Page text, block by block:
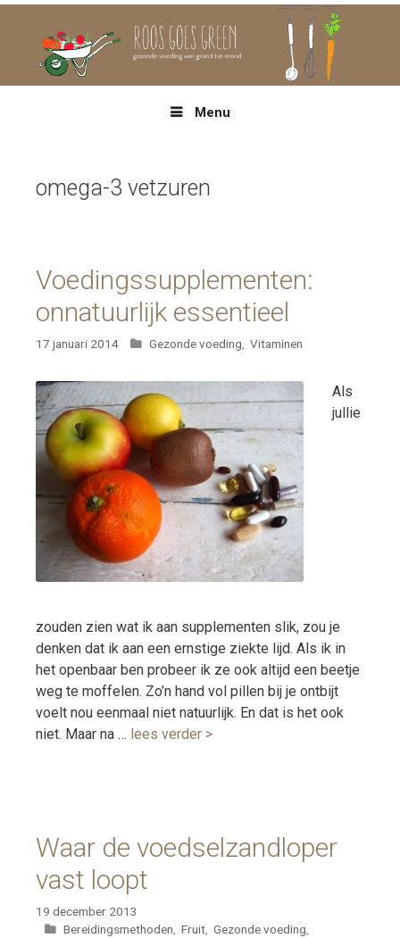
Menu
omega-3 vetzuren
Voedingssupplementen:
onnatuurlijk essentieel
17 januari 2014 Categorieën
Gezonde voeding, Vitaminen
Als
jullie
zouden zien wat ik aan supplementen slik, zou je
denken dat ik aan een ernstige ziekte lijd. Als ik in
het openbaar ben probeer ik ze ook altijd een beetje
weg te moffelen. Zo’n hand vol pillen bij je ontbijt
voelt nou eenmaal niet natuurlijk. En dat is het ook
niet. Maar na … lees verder >
Waar de voedselzandloper
vast loopt
19 december 2013
Categorieën
Bereidingsmethoden, Fruit, Gezonde voeding,